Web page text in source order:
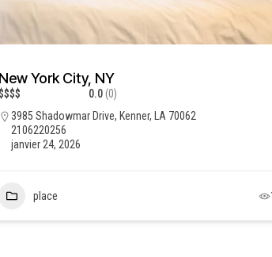
New York City, NY
$$$ 0.0 (0)
3985 Shadowmar Drive, Kenner, LA 70062
2106220256
janvier 24, 2026
place